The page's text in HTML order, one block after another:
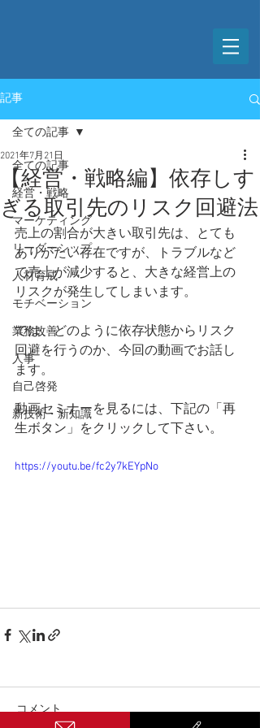
記事
全ての記事
経営・戦略
マーケティング
リーダーシップ
人材育成
モチベーション
業務改善
人事
自己啓発
新技術・新知識
全ての記事
【経営・戦略編】依存しす
ぎる取引先のリスク回避法
2021年7月21日
売上の割合が大きい取引先は、とても
ありがたい存在ですが、トラブルなど
で売上が減少すると、大きな経営上の
リスクが発生してしまいます。
では、どのように依存状態からリスク
回避を行うのか、今回の動画でお話し
ます。
動画セミナーを見るには、下記の「再
生ボタン」をクリックして下さい。
https://youtu.be/fc2y7kEYpNo
コメント